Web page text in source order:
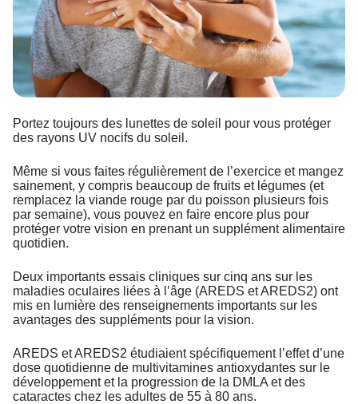
Portez toujours des lunettes de soleil pour vous protéger
des rayons UV nocifs du soleil.
Même si vous faites régulièrement de l’exercice et mangez
sainement, y compris beaucoup de fruits et légumes (et
remplacez la viande rouge par du poisson plusieurs fois
par semaine), vous pouvez en faire encore plus pour
protéger votre vision en prenant un supplément alimentaire
quotidien.
Deux importants essais cliniques sur cinq ans sur les
maladies oculaires liées à l’âge (AREDS et AREDS2) ont
mis en lumière des renseignements importants sur les
avantages des suppléments pour la vision.
AREDS et AREDS2 étudiaient spécifiquement l’effet d’une
dose quotidienne de multivitamines antioxydantes sur le
développement et la progression de la DMLA et des
cataractes chez les adultes de 55 à 80 ans.